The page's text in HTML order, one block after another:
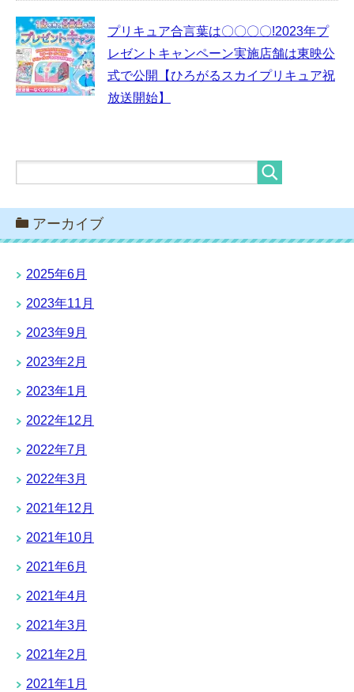
プリキュア合言葉は〇〇〇〇!2023年プ
レゼントキャンペーン実施店舗は東映公
式で公開【ひろがるスカイプリキュア祝
放送開始】
アーカイブ
2025年6月
2023年11月
2023年9月
2023年2月
2023年1月
2022年12月
2022年7月
2022年3月
2021年12月
2021年10月
2021年6月
2021年4月
2021年3月
2021年2月
2021年1月